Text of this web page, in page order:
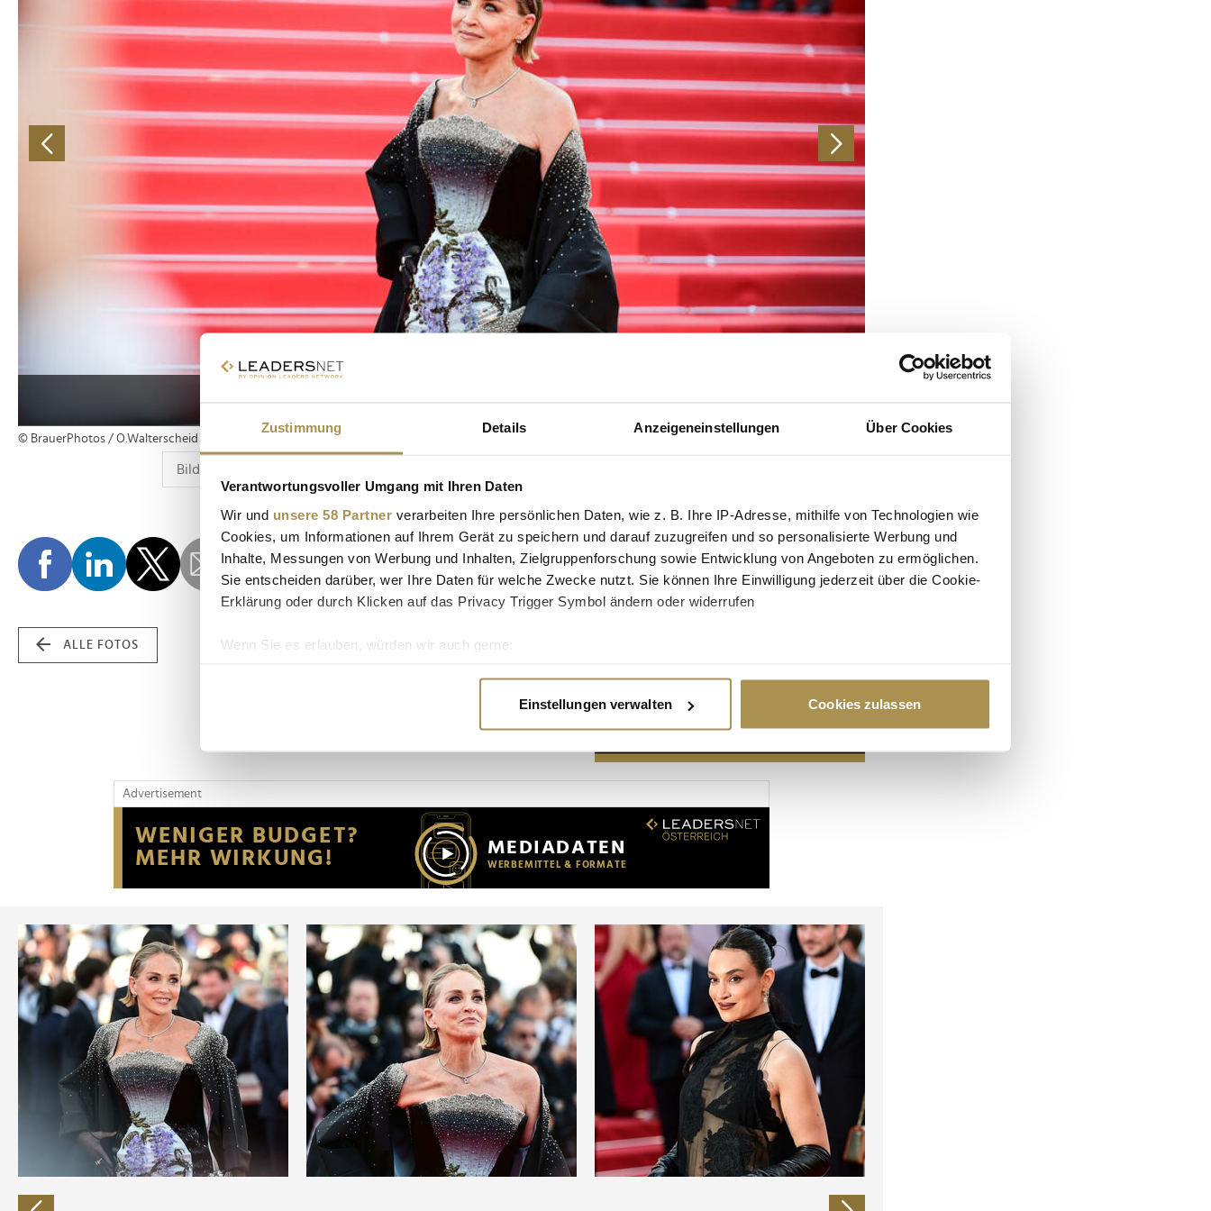
Zustimmung Details Anzeigeneinstellungen Über Cookies
Verantwortungsvoller Umgang mit Ihren Daten
Wir und unsere 58 Partner verarbeiten Ihre persönlichen Daten, wie z. B. Ihre IP-Adresse, mithilfe von Technologien wie
Cookies, um Informationen auf Ihrem Gerät zu speichern und darauf zuzugreifen und so personalisierte Werbung und
Inhalte, Messungen von Werbung und Inhalten, Zielgruppenforschung sowie Entwicklung von Angeboten zu ermöglichen.
Sie entscheiden darüber, wer Ihre Daten für welche Zwecke nutzt. Sie können Ihre Einwilligung jederzeit über die Cookie-
Erklärung oder durch Klicken auf das Privacy Trigger Symbol ändern oder widerrufen
Wenn Sie es erlauben, würden wir auch gerne:
Erfahren Sie mehr darüber, wie Ihre persönlichen Daten verarbeitet werden, und legen Sie Ihre Präferenzen im
Wir verwenden Cookies, um Inhalte und Anzeigen zu personalisieren, Funktionen für soziale Medien anbieten zu können
Website an unsere Partner für soziale Medien, Werbung und Analysen weiter. Unsere Partner führen diese Informationen
möglicherweise mit weiteren Daten zusammen, die Sie ihnen bereitgestellt haben oder die sie im Rahmen Ihrer Nutzung
der Dienste gesammelt haben.
Einstellungen verwalten Cookies zulassen
© BrauerPhotos / O.Walterscheid
ALLE FOTOS
Advertisement
Advertisement